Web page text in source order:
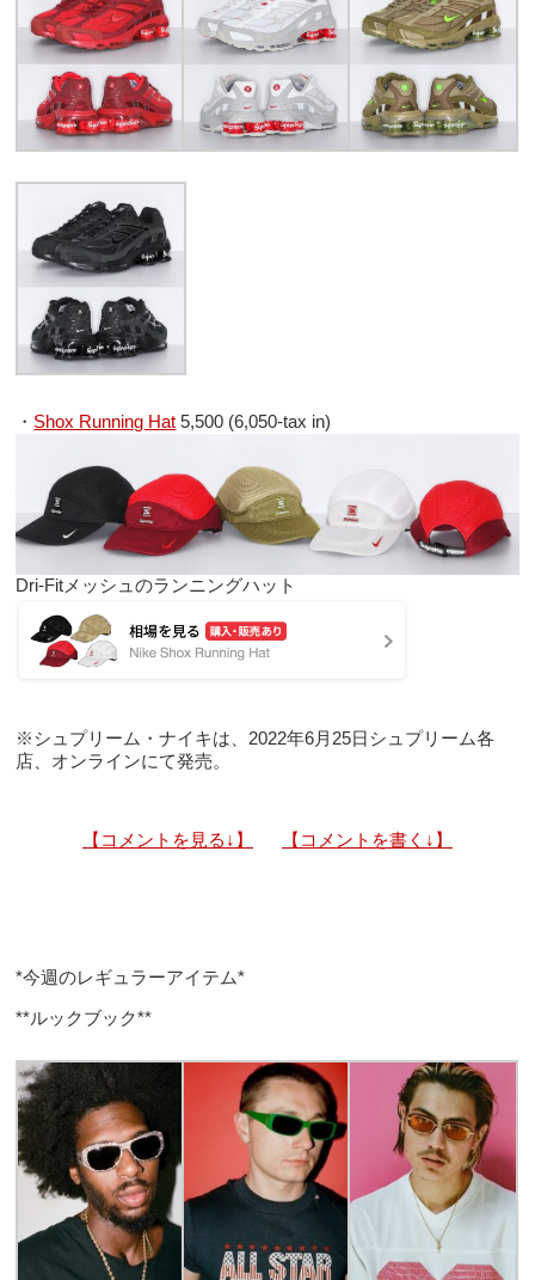
・ Shox Running Hat 5,500 (6,050-tax in)
Dri-Fitメッシュのランニングハット
※シュプリーム・ナイキは、2022年6月25日シュプリーム各
店、オンラインにて発売。
【コメントを見る↓】 【コメントを書く↓】
*今週のレギュラーアイテム*
**ルックブック**